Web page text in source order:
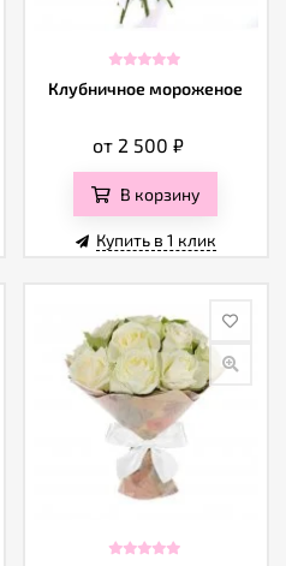
Клубничное мороженое
от 2 500₽
В корзину
Купить в 1 клик